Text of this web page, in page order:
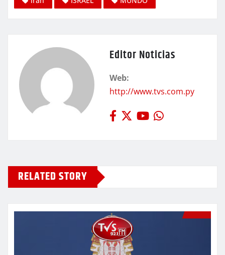
Editor Noticias
Web:
http://www.tvs.com.py
RELATED STORY